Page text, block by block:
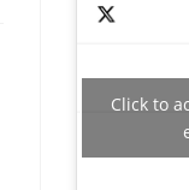
Click to